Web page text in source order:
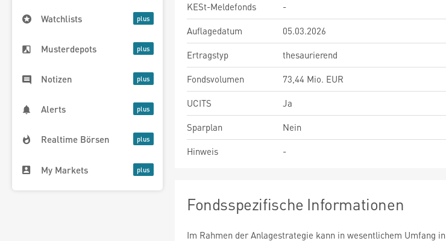
Watchlists
Musterdepots
Notizen
Alerts
Realtime Börsen
My Markets
KESt-Meldefonds
-
Auflagedatum
05.03.2026
Ertragstyp
thesaurierend
Fondsvolumen
73,44 Mio. EUR
UCITS
Ja
Sparplan
Nein
Hinweis
-
Fondsspezifische Informationen
Im Rahmen der Anlagestrategie kann in wesentlichem Umfang in